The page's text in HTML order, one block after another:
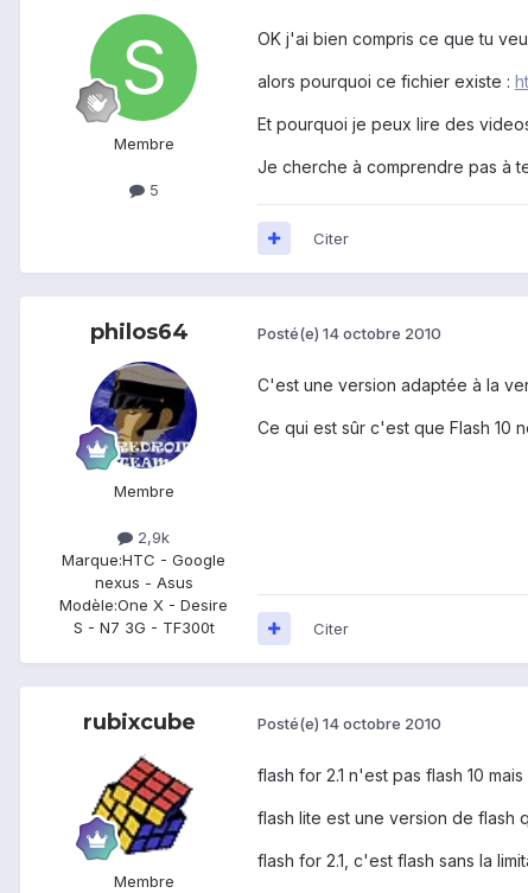
Membre
5
OK j'ai bien compris ce que tu
alors pourquoi ce fichier existe :
Et pourquoi je peux lire des
Je cherche à comprendre pas à
Citer
philos64
Membre
2,9k
Marque:HTC - Google
nexus - Asus
Modèle:One X - Desire
S - N7 3G - TF300t
Posté(e) 14 octobre 2010
C'est une version adaptée à la
Ce qui est sûr c'est que Flash 10
Citer
rubixcube
Membre
Posté(e) 14 octobre 2010
flash for 2.1 n'est pas flash 10
flash lite est une version de flash
flash for 2.1, c'est flash sans la